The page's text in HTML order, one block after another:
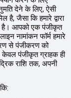
देने के लिए, ऐसी
जैसा कि हमारे द्वारा
है। आपको एक पंजीकृत
नामांकन फॉर्म हमारे
से पंजीकरण को
केवल पंजीकृत ग्राहक ही
राशि तक, अपनी